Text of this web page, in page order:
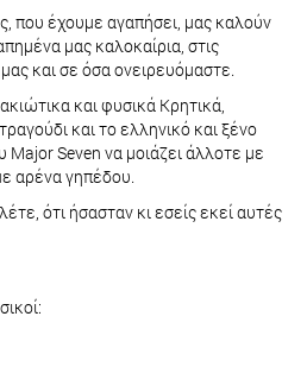
που έχουμε αγαπήσει, μας καλούν
μας καλοκαίρια, στις
και σε όσα ονειρευόμαστε.
και φυσικά Κρητικά,
και το ελληνικό και ξένο
Seven να μοιάζει άλλοτε με
αρένα γηπέδου.
ότι ήσασταν κι εσείς εκεί αυτές